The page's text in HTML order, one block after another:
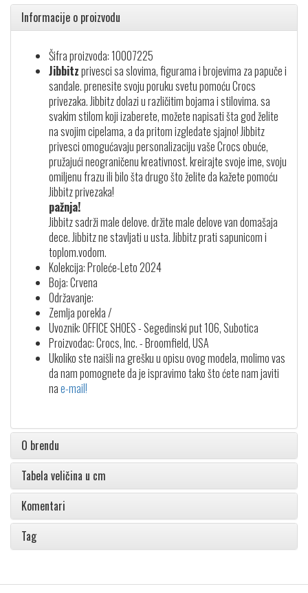
Informacije o proizvodu
Šifra proizvoda: 10007225
Jibbitzprivesci sa slovima, figurama i brojevima za papuče i
sandale. prenesite svoju poruku svetu pomoću Crocs
privezaka. Jibbitz dolazi u različitim bojama i stilovima. sa
svakim stilom koji izaberete, možete napisati šta god želite
na svojim cipelama, a da pritom izgledate sjajno! Jibbitz
privesci omogućavaju personalizaciju vaše Crocs obuće,
pružajući neograničenu kreativnost. kreirajte svoje ime, svoju
omiljenu frazu ili bilo šta drugo što želite da kažete pomoću
Jibbitz privezaka!
pažnja!
Jibbitz sadrži male delove. držite male delove van domašaja
dece. Jibbitz ne stavljati u usta. Jibbitz prati sapunicom i
toplom.vodom.
Kolekcija: Proleće-Leto 2024
Boja: Crvena
Održavanje:
Zemlja porekla /
Uvoznik: OFFICE SHOES - Segedinski put 106, Subotica
Proizvodac: Crocs, Inc. - Broomfield, USA
Ukoliko ste naišli na grešku u opisu ovog modela, molimo vas
da nam pomognete da je ispravimo tako što ćete nam javiti
nae-mail!
O brendu
Tabela veličina u cm
Komentari
Tag